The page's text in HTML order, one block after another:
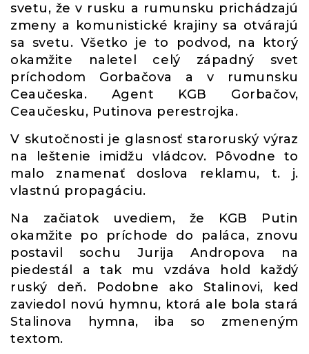
svetu, že v rusku a rumunsku prichádzajú
zmeny a komunistické krajiny sa otvárajú
sa svetu. Všetko je to podvod, na ktorý
okamžite naletel celý západný svet
príchodom Gorbačova a v rumunsku
Ceaučeska. Agent KGB Gorbačov,
Ceaučesku, Putinova perestrojka.
V skutočnosti je glasnosť staroruský výraz
na leštenie imidžu vládcov. Pôvodne to
malo znamenať doslova reklamu, t. j.
vlastnú propagáciu.
Na začiatok uvediem, že KGB Putin
okamžite po príchode do paláca, znovu
postavil sochu Jurija Andropova na
piedestál a tak mu vzdáva hold každý
ruský deň. Podobne ako Stalinovi, ked
zaviedol novú hymnu, ktorá ale bola stará
Stalinova hymna, iba so zmeneným
textom.